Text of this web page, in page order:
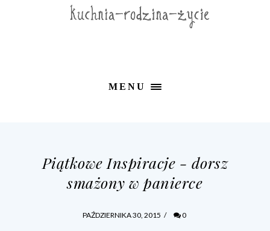
MENU
Piątkowe Inspiracje - dorsz
smażony w panierce
PAŹDZIERNIKA 30, 2015 / 0